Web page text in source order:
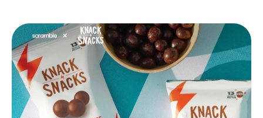
Brändi valik
Kalkulaatorid